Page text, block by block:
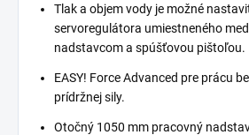
Tlak a objem vody je možné
servoregulátora umiestneného
nadstavcom a spúšťovou pištoľou.
EASY! Force Advanced pre prácu
prídržnej sily.
Otočný 1050 mm pracovný